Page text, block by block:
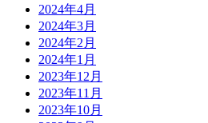
2024年4月
2024年3月
2024年2月
2024年1月
2023年12月
2023年11月
2023年10月